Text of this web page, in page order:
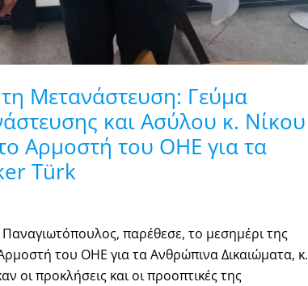
Μετανάστευση: Γεύμα
και Ασύλου κ. Νίκου
Αρμοστή του ΟΗΕ για τα
Türk
παρέθεσε, το μεσημέρι της
του ΟΗΕ για τα Ανθρώπινα Δικαιώματα, κ.
οι προκλήσεις και οι προοπτικές της